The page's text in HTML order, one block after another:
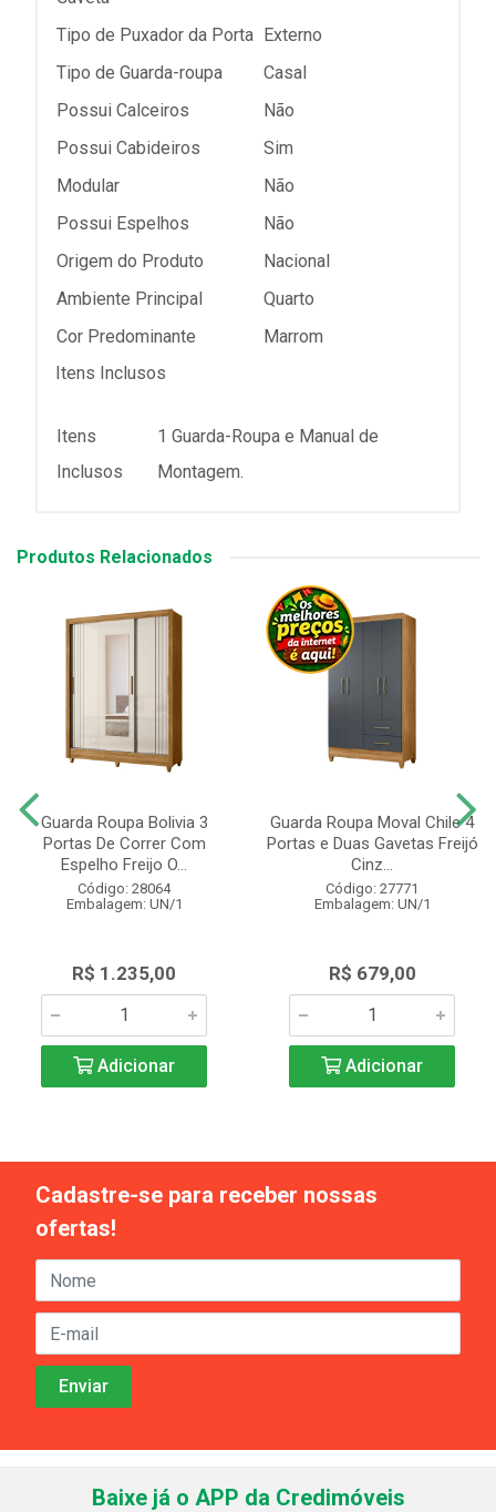
Tipo de Puxador da Porta Externo
Tipo de Guarda-roupa
Casal
Possui Calceiros
Não
Possui Cabideiros
Sim
Modular
Não
Possui Espelhos
Não
Origem do Produto
Nacional
Ambiente Principal
Quarto
Cor Predominante
Marrom
Itens Inclusos
Itens
Inclusos
1 Guarda-Roupa e Manual de
Montagem.
Produtos Relacionados
Guarda Roupa Bolivia 3
Portas De Correr Com
Espelho Freijo O...
Código: 28064
Embalagem: UN/1
R$ 1.235,00
Adicionar
Guarda Roupa Moval Chile 4
Portas e Duas Gavetas Freijó
Cinz...
Código: 27771
Embalagem: UN/1
R$ 679,00
Adicionar
Cadastre-se para receber nossas
ofertas!
Baixe já o APP da Credimóveis